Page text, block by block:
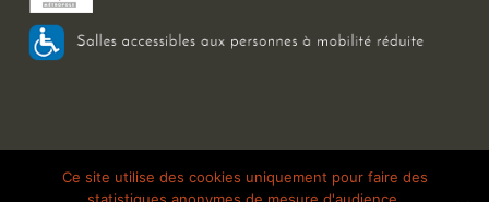
Copyright 2026 Le Bal Blomet | Tous droits réservés | Mentions légales
Ce site utilise des cookies uniquement pour faire des